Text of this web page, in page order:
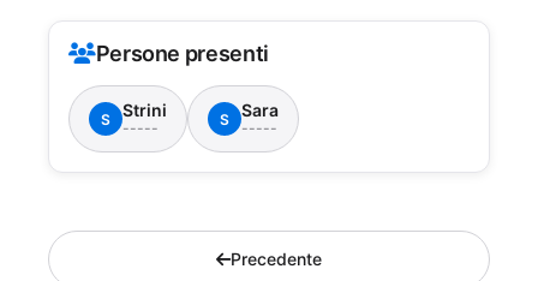
Persone presenti
S Strini
----- S Sara
-----
Precedente